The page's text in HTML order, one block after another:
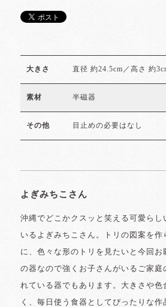
大きさ 直径 約24.5cm／高さ 約
素材 半磁器
その他 目止めの必要はなし
よぎみちこさん
沖縄でどこかクスッと笑える可愛らし
いるよぎみちこさん。トリの図案を作
に、色々な形のトリを見たいと今回お
の器なので強くお子さんがいるご家庭
れている器でもあります。大きさや色
く、毎日使う食器としてぴったりな作